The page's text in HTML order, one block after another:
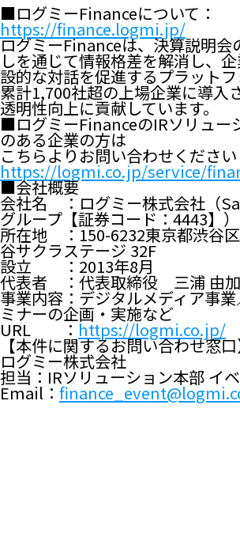
■ログミーFinanceについて：
https://finance.logmi.jp/
ログミーFinanceは、決算説明会
しを通じて情報格差を解消し、
設的な対話を促進するプラットフ
累計1,700社超の上場企業に導入
透明性向上に貢献しています。
■ログミーFinanceのIRソリュー
のある企業の方は
こちらよりお問い合わせください
https://logmi.co.jp/service/
■会社概要
会社名 ：ログミー株式会社（
グループ【証券コード：4443】）
所在地 ：150-6232東京都渋谷
谷サクラステージ 32F
設立 ：2013年8月
代表者 ：代表取締役 三浦 由
事業内容：デジタルメディア事
ミナーの企画・実施など
URL ： https://logmi.co.jp/
【本件に関するお問い合わせ窓口
ログミー株式会社
担当：IRソリューション本部 イ
Email：